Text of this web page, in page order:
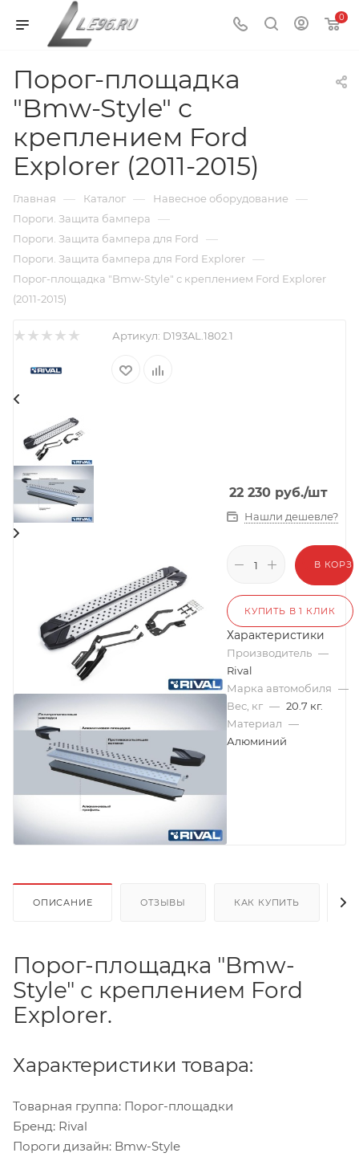
0
Порог-площадка
"Bmw-Style" с
креплением Ford
Explorer (2011-2015)
Главная — Каталог — Навесное оборудование —
Пороги. Защита бампера —
Пороги. Защита бампера для Ford —
Пороги. Защита бампера для Ford Explorer —
Порог-площадка "Bmw-Style" с креплением Ford Explorer
(2011-2015)
Артикул: D193AL.1802.1
22 230 руб./шт
Нашли дешевле?
В
КУПИТЬ В 1 КЛИК
Характеристики
Производитель —
Rival
Марка автомобиля —
Вес, кг — 20.7 кг.
Материал —
Алюминий
ОПИСАНИЕ ОТЗЫВЫ КАК КУПИТЬ
Порог-площадка "Bmw-
Style" с креплением Ford
Explorer.
Характеристики товара:
Товарная группа: Порог-площадки
Бренд: Rival
Пороги дизайн: Bmw-Style